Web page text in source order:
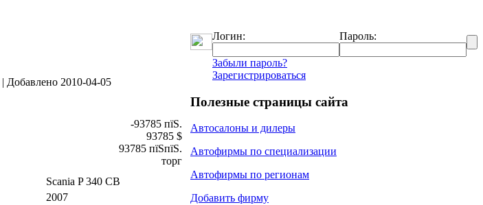
| Добавлено 2010-04-05
-93785 пїЅ.
93785 $
93785 пїЅпїЅ.
торг
Scania P 340 CB
2007
Логин: Пароль:
Забыли пароль?
Зарегистрироваться
Полезные страницы сайта
Автосалоны и дилеры
Автофирмы по специализации
Автофирмы по регионам
Добавить фирму